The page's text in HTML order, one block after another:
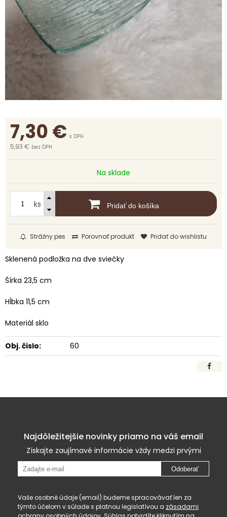
7,30€ s DPH
5,93 € bez DPH
Na sklade
ks Pridať do košíka
Strážny pes Porovnať produkt Pridať do wishlistu
Sklenená podložka na dve sviečky
Šírka 23,5 cm
Hĺbka 11,5 cm
Materiál sklo
Obj. čislo: 60
Najdôležitejšie novinky priamo na váš email
Získajte zaujímavé informácie vždy medzi prvými
Odoberať
Vaše osobné údaje (email) budeme spracovávať len za
týmto účelom v súlade s platnou legislatívou a zásadami